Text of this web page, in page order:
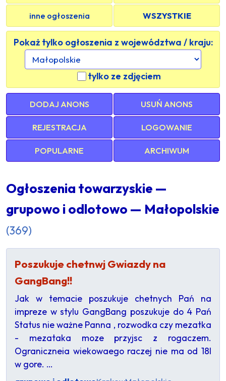
inne ogłoszenia WSZYSTKIE
Pokaż tylko ogłoszenia z województwa / kraju:
tylko ze zdjęciem
DODAJ ANONS USUŃ ANONS
REJESTRACJA LOGOWANIE
POPULARNE ARCHIWUM
Ogłoszenia towarzyskie —
grupowo i odlotowo — Małopolskie
(369)
Poszukuje chetnwj Gwiazdy na
GangBang!!
Jak w temacie poszukuje chetnych Pań na
impreze w stylu GangBang poszukuje do 4 Pań
Status nie ważne Panna , rozwodka czy mezatka
- mezataka moze przyjsc z rogaczem.
Ograniczneia wiekowaego raczej nie ma od 18l
w gore. …